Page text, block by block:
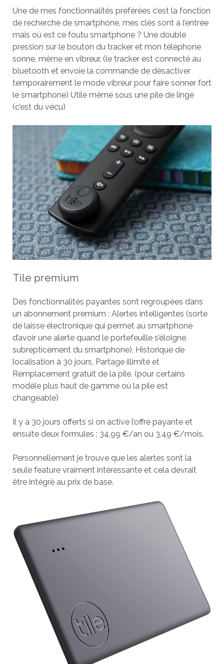
Une de mes fonctionnalités préférées c’est la fonction
de recherche de smartphone, mes clés sont à l’entrée
mais où est ce foutu smartphone ? Une double
pression sur le bouton du tracker et mon téléphone
sonne, même en vibreur. (le tracker est connecté au
bluetooth et envoie la commande de désactiver
temporairement le mode vibreur pour faire sonner fort
le smartphone) Utile même sous une pile de linge
(c’est du vécu)
Tile premium
Des fonctionnalités payantes sont regroupées dans
un abonnement premium : Alertes intelligentes (sorte
de laisse électronique qui permet au smartphone
d’avoir une alerte quand le portefeuille s’éloigne
subrepticement du smartphone), Historique de
localisation à 30 jours, Partage illimité et
Remplacement gratuit de la pile. (pour certains
modèle plus haut de gamme où la pile est
changeable)
Il y a 30 jours offerts si on active l’offre payante et
ensuite deux formules : 34,99 €/an ou 3,49 €/mois.
Personnellement je trouve que les alertes sont la
seule feature vraiment intéressante et cela devrait
être intégré au prix de base.